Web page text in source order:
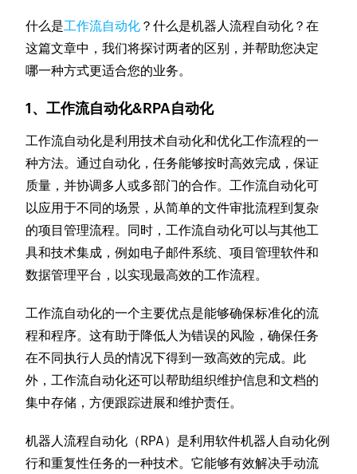
什么是工作流自动化 ？什么是机器人流程自动化？在
这篇文章中，我们将探讨两者的区别，并帮助您决定
哪一种方式更适合您的业务。
1、工作流自动化&RPA自动化
工作流自动化是利用技术自动化和优化工作流程的一
种方法。通过自动化，任务能够按时高效完成，保证
质量，并协调多人或多部门的合作。工作流自动化可
以应用于不同的场景，从简单的文件审批流程到复杂
的项目管理流程。同时，工作流自动化可以与其他工
具和技术集成，例如电子邮件系统、项目管理软件和
数据管理平台，以实现最高效的工作流程。
工作流自动化的一个主要优点是能够确保标准化的流
程和程序。这有助于降低人为错误的风险，确保任务
在不同执行人员的情况下得到一致高效的完成。此
外，工作流自动化还可以帮助组织维护信息和文档的
集中存储，方便跟踪进展和维护责任。
机器人流程自动化（RPA）是利用软件机器人自动化例
行和重复性任务的一种技术。它能够有效解决手动流